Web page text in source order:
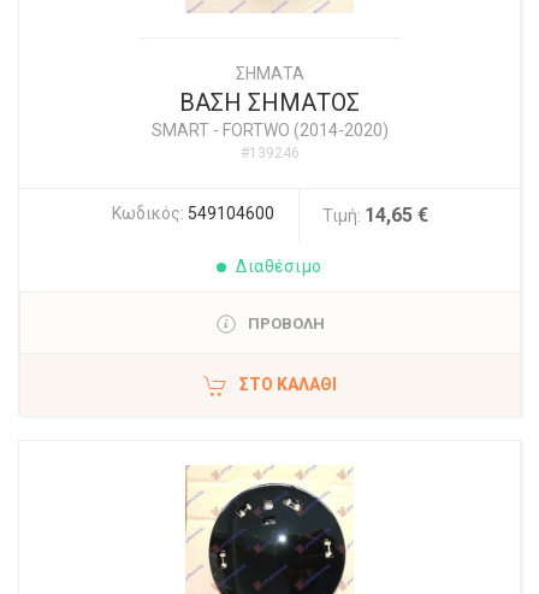
ΣΗΜΑΤΑ
ΒΑΣΗ ΣΗΜΑΤΟΣ
SMART- FORTWO (2014-2020)
#139246
Κωδικός: 549104600 Τιμή: 14,65 €
Διαθέσιμο
ΠΡΟΒΟΛΗ
ΣΤΟ ΚΑΛΆΘΙ